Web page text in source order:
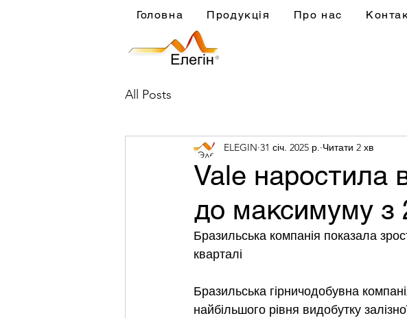
Головна Продукція Про нас
All Posts
Vale наростила
до максимуму з
ELEGIN 31 січ. 2025 р. Читати 2 хв
Бразильська компанія показала
кварталі
Бразильська гірничодобувна
найбільшого рівня видобутку